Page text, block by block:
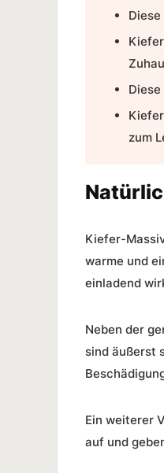
Diese
zum
Kiefer-
warme und
einladend
Neben der
sind äußerst
Ein weiterer
auf und